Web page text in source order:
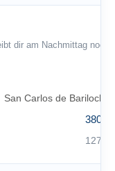
dir am Nachmittag noch
San Carlos de Bariloche
380 €
127 €